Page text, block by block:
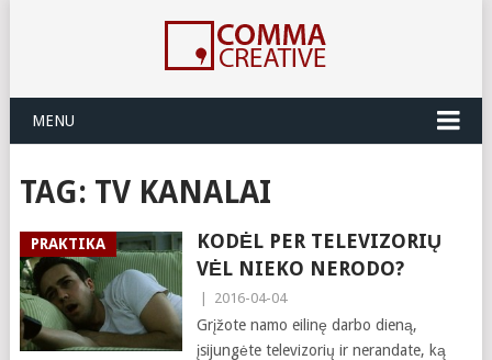
MENU
TAG: TV KANALAI
PRAKTIKA
KODĖL PER TELEVIZORIŲ
VĖL NIEKO NERODO?
2016-04-04
Grįžote namo eilinę darbo dieną,
įsijungėte televizorių ir nerandate, ką